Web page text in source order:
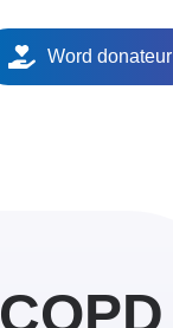
Word donateur